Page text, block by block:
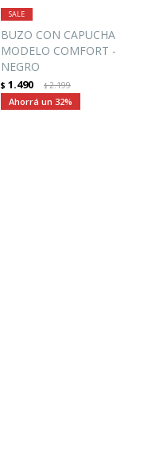
BUZO CON CAPUCHA
MODELO COMFORT -
NEGRO
$ 1.490 $2.199
32